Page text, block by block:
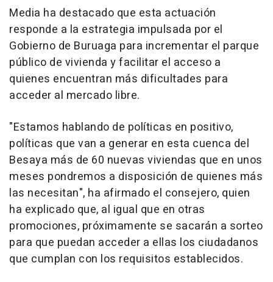
Media ha destacado que esta actuación
responde a la estrategia impulsada por el
Gobierno de Buruaga para incrementar el parque
público de vivienda y facilitar el acceso a
quienes encuentran más dificultades para
acceder al mercado libre.
"Estamos hablando de políticas en positivo,
políticas que van a generar en esta cuenca del
Besaya más de 60 nuevas viviendas que en unos
meses pondremos a disposición de quienes más
las necesitan", ha afirmado el consejero, quien
ha explicado que, al igual que en otras
promociones, próximamente se sacarán a sorteo
para que puedan acceder a ellas los ciudadanos
que cumplan con los requisitos establecidos.